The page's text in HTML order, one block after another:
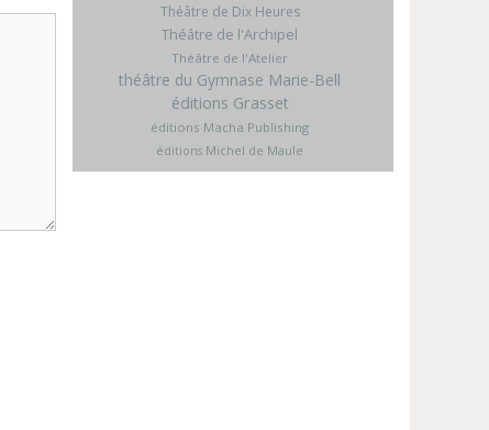
Théâtre de Dix Heures
Théâtre de l'Archipel
Théâtre de l'Atelier
théâtre du Gymnase Marie-Bell
éditions Grasset
éditions Macha Publishing
éditions Michel de Maule